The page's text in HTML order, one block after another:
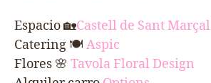
Espacio🏡Castell de Sant Marçal
Catering 🍽 Aspic
Flores 🌸 Tavola Floral Design